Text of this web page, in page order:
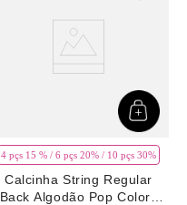
4 pçs 15 % / 6 pçs 20% / 10 pçs 30%
Calcinha String Regular
Back Algodão Pop Colors